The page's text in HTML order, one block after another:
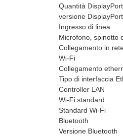
Quantità
versione DisplayPort
Ingresso di linea
Microfono, spinotto
Collegamento in
Wi-Fi
Collegamento
Tipo di interfaccia
Controller LAN
Wi-Fi standard
Standard Wi-Fi
Bluetooth
Versione Bluetooth